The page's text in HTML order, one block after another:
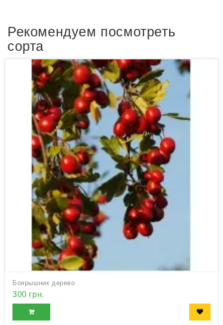
Рекомендуем посмотреть
сорта
Боярышник дерево
300 грн.